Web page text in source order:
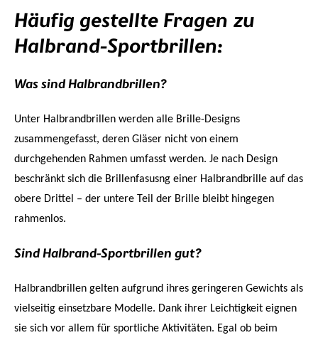
Häufig gestellte Fragen zu
Halbrand-Sportbrillen:
Was sind Halbrandbrillen?
Unter Halbrandbrillen werden alle Brille-Designs
zusammengefasst, deren Gläser nicht von einem
durchgehenden Rahmen umfasst werden. Je nach Design
beschränkt sich die Brillenfasusng einer Halbrandbrille auf das
obere Drittel – der untere Teil der Brille bleibt hingegen
rahmenlos.
Sind Halbrand-Sportbrillen gut?
Halbrandbrillen gelten aufgrund ihres geringeren Gewichts als
vielseitig einsetzbare Modelle. Dank ihrer Leichtigkeit eignen
sie sich vor allem für sportliche Aktivitäten. Egal ob beim